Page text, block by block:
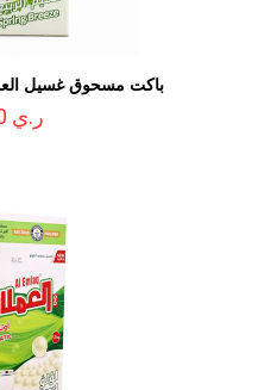
باكت مسحوق غسيل العملاق
ر.ي 2,500.0